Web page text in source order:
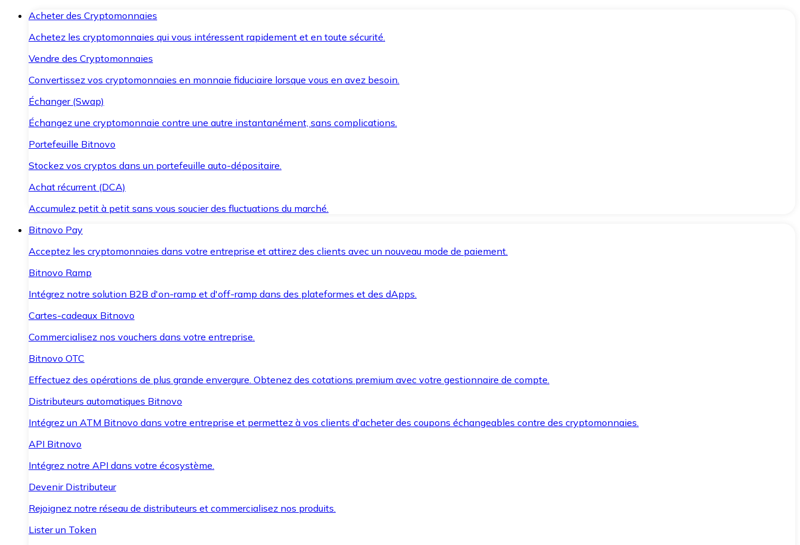
Acheter des Cryptomonnaies
Achetez les cryptomonnaies qui vous intéressent rapidement et en toute sécurité.
Vendre des Cryptomonnaies
Convertissez vos cryptomonnaies en monnaie fiduciaire lorsque vous en avez besoin.
Échanger (Swap)
Échangez une cryptomonnaie contre une autre instantanément, sans complications.
Portefeuille Bitnovo
Stockez vos cryptos dans un portefeuille auto-dépositaire.
Achat récurrent (DCA)
Accumulez petit à petit sans vous soucier des fluctuations du marché.
Bitnovo Pay
Acceptez les cryptomonnaies dans votre entreprise et attirez des clients avec un nouveau mode de paiement.
Bitnovo Ramp
Intégrez notre solution B2B d'on-ramp et d'off-ramp dans des plateformes et des dApps.
Cartes-cadeaux Bitnovo
Commercialisez nos vouchers dans votre entreprise.
Bitnovo OTC
Effectuez des opérations de plus grande envergure. Obtenez des cotations premium avec votre gestionnaire de compte.
Distributeurs automatiques Bitnovo
Intégrez un ATM Bitnovo dans votre entreprise et permettez à vos clients d'acheter des coupons échangeables contre des cryptomonnaies.
API Bitnovo
Intégrez notre API dans votre écosystème.
Devenir Distributeur
Rejoignez notre réseau de distributeurs et commercialisez nos produits.
Lister un Token